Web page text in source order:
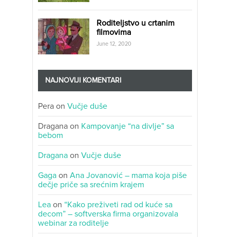
Roditeljstvo u crtanim
filmovima
June 12, 2020
NAJNOVIJI KOMENTARI
Pera on Vučje duše
Dragana on Kampovanje “na divlje” sa
bebom
Dragana on Vučje duše
Gaga on Ana Jovanović – mama koja piše
dečje priče sa srećnim krajem
Lea on “Kako preživeti rad od kuće sa
decom” – softverska firma organizovala
webinar za roditelje